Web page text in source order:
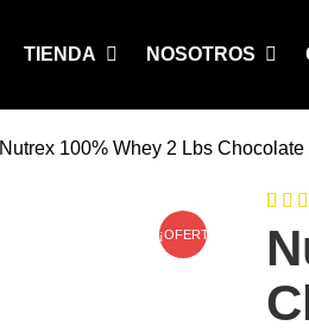
TIENDA NOSOTROS
Nutrex 100% Whey 2 Lbs Chocolate
¡OFERTA! 0de
5
0